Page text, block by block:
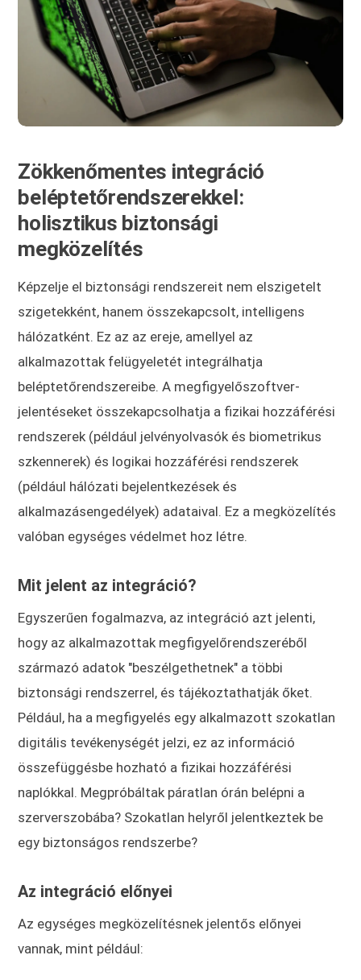
Zökkenőmentes integráció
beléptetőrendszerekkel:
holisztikus biztonsági
megközelítés
Képzelje el biztonsági rendszereit nem elszigetelt
szigetekként, hanem összekapcsolt, intelligens
hálózatként. Ez az az ereje, amellyel az
alkalmazottak felügyeletét integrálhatja
beléptetőrendszereibe. A megfigyelőszoftver-
jelentéseket összekapcsolhatja a fizikai hozzáférési
rendszerek (például jelvényolvasók és biometrikus
szkennerek) és logikai hozzáférési rendszerek
(például hálózati bejelentkezések és
alkalmazásengedélyek) adataival. Ez a megközelítés
valóban egységes védelmet hoz létre.
Mit jelent az integráció?
Egyszerűen fogalmazva, az integráció azt jelenti,
hogy az alkalmazottak megfigyelőrendszeréből
származó adatok "beszélgethetnek" a többi
biztonsági rendszerrel, és tájékoztathatják őket.
Például, ha a megfigyelés egy alkalmazott szokatlan
digitális tevékenységét jelzi, ez az információ
összefüggésbe hozható a fizikai hozzáférési
naplókkal. Megpróbáltak páratlan órán belépni a
szerverszobába? Szokatlan helyről jelentkeztek be
egy biztonságos rendszerbe?
Az integráció előnyei
Az egységes megközelítésnek jelentős előnyei
vannak, mint például: